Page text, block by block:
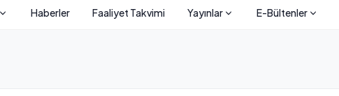
Haberler Faaliyet Takvimi Yayınlar E-Bültenler